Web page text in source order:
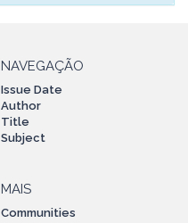
NAVEGAÇÃO
Issue Date
Author
Title
Subject
MAIS
Communities